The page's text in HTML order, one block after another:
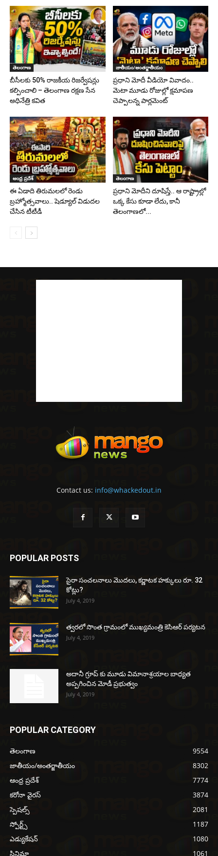
తెలంగాణ
బీసీలకు 50% రాజకీయ రిజర్వేషన్లు
కల్పించాలి – తెలంగాణ రక్షణ సేన
అధినేత్రి కవిత
జాతీయం/అంతర్జాతీయం
ప్రధాని మోదీ వీడియో వివాదం..
మెటా మూడు రోజుల్లో క్షమాపణ
చెప్పాలన్న పార్లమెంట్
ఆంధ్ర ప్రదేశ్
ఈ ఏడాది తిరుమలలో రెండు
బ్రహ్మోత్సవాలు.. షెడ్యూల్ విడుదల
చేసిన టీటీడీ
తెలంగాణ
ప్రధాని మోదీని దూషిస్తే.. ఆ రాష్ట్రాల్లో
ఒక్క కేసు కూడా లేదు, కానీ
తెలంగాణలో...
Contact us: info@whackedout.in
POPULAR POSTS
సైరా సంచలనాలు మొదలు, కర్ణాటక హక్కులు రూ. 32
కోట్లు?
July 4, 2019
త్వరలో సొంత గ్రామంలో ముఖ్యమంత్రి కెసిఆర్ పర్యటన
July 4, 2019
అదానీ గ్రూప్ కు మూడు విమానాశ్రయాల బాధ్యత
అప్పగించిన మోడీ ప్రభుత్వం
July 4, 2019
POPULAR CATEGORY
తెలంగాణ
9554
జాతీయం/అంతర్జాతీయం
8302
ఆంధ్ర ప్రదేశ్
7774
కరోనా వైరస్
3874
స్పెషల్స్
2081
స్పోర్ట్స్
1187
ఎడ్యుకేషన్
1080
సినిమా
1061